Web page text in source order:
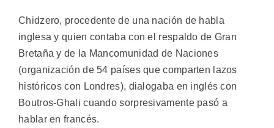
Chidzero, procedente de una nación de habla
inglesa y quien contaba con el respaldo de Gran
Bretaña y de la Mancomunidad de Naciones
(organización de 54 países que comparten lazos
históricos con Londres), dialogaba en inglés con
Boutros-Ghali cuando sorpresivamente pasó a
hablar en francés.